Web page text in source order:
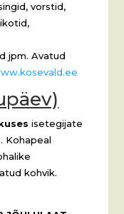
vorstid,
jpm. Avatud
isetegijate
Kohapeal
kohvik.